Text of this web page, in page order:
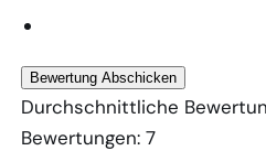
Bewertung Abschicken
Durchschnittliche
Bewertungen:7